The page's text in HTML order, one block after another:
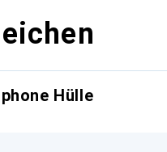
Hülle